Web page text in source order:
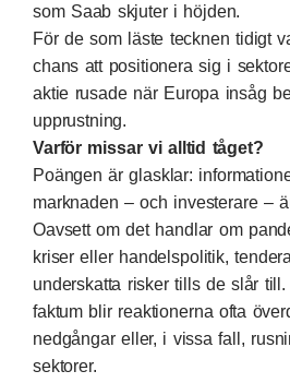
som Saab skjuter i höjden.
För de som läste tecknen tidigt
chans att positionera sig i
aktie rusade när Europa insåg
upprustning.
Varför missar vi alltid tåget?
Poängen är glasklar:
marknaden – och investerare –
Oavsett om det handlar om
kriser eller handelspolitik,
underskatta risker tills de slår
faktum blir reaktionerna ofta
nedgångar eller, i vissa fall,
sektorer.